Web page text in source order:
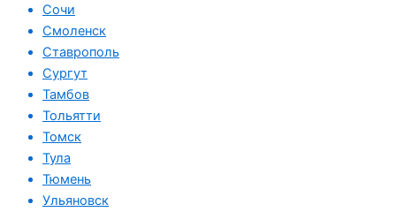
Сочи
Смоленск
Ставрополь
Сургут
Тамбов
Тольятти
Томск
Тула
Тюмень
Ульяновск